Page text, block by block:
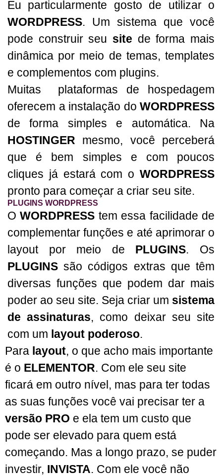
Eu particularmente gosto de utilizar o
WORDPRESS. Um sistema que você
pode construir seu site de forma mais
dinâmica por meio de temas, templates
e complementos com plugins.
Muitas plataformas de hospedagem
oferecem a instalação do WORDPRESS
de forma simples e automática. Na
HOSTINGER mesmo, você perceberá
que é bem simples e com poucos
cliques já estará com o WORDPRESS
pronto para começar a criar seu site.
PLUGINS WORDPRESS
OWORDPRESS tem essa facilidade de
complementar funções e até aprimorar o
layout por meio de PLUGINS. Os
PLUGINSsão códigos extras que têm
diversas funções que podem dar mais
poder ao seu site. Seja criar um sistema
de assinaturas, como deixar seu site
com um layout poderoso.
Para layout, o que acho mais importante
é o ELEMENTOR. Com ele seu site
ficará em outro nível, mas para ter todas
as suas funções você vai precisar ter a
versão PRO e ela tem um custo que
pode ser elevado para quem está
começando. Mas a longo prazo, se puder
investir, INVISTA. Com ele você não